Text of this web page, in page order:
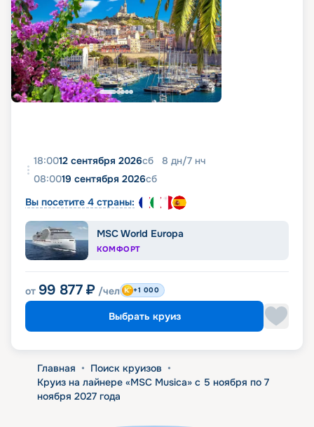
18:0012 сентября 2026сб 8 дн/7 нч
08:0019 сентября 2026сб
Вы посетите 4 страны:
MSC World Europa
КОМФОРТ
от 99 877 ₽ /чел +1 000
Выбрать круиз
Главная • Поиск круизов •
Круиз на лайнере «MSC Musica» с 5 ноября по 7
ноября 2027 года